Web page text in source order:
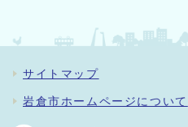
サイトマップ
岩倉市ホームページについて